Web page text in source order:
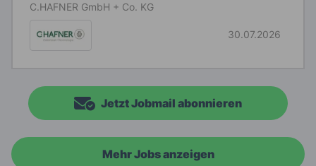
C.HAFNER GmbH + Co. KG
30.07.2026
Jetzt Jobmail abonnieren
Mehr Jobs anzeigen